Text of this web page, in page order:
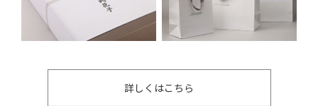
詳しくはこちら